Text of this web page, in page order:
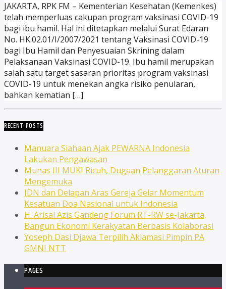
JAKARTA, RPK FM – Kementerian Kesehatan (Kemenkes)
telah memperluas cakupan program vaksinasi COVID-19
bagi ibu hamil. Hal ini ditetapkan melalui Surat Edaran
No. HK.02.01/I/2007/2021 tentang Vaksinasi COVID-19
bagi Ibu Hamil dan Penyesuaian Skrining dalam
Pelaksanaan Vaksinasi COVID-19. Ibu hamil merupakan
salah satu target sasaran prioritas program vaksinasi
COVID-19 untuk menekan angka risiko penularan,
bahkan kematian […]
RECENT POSTS
Manuara Siahaan Ajak PEWARNA Indonesia
Lakukan Pengawasan
Munas III MUKI Ricuh, Dugaan Pelanggaran Aturan
Mengemuka
JDN dan Delapan Aras Gereja Gelar Momentum
Kesatuan Doa Nasional untuk Indonesia
H. Arisal Azis Gandeng Forum RT-RW se-Jakarta,
Bangun Ekonomi Kerakyatan Berbasis Kolaborasi
Yoseph Dasi Djawa Terpilih Aklamasi Pimpin PA
GMNI NTT
PAGES